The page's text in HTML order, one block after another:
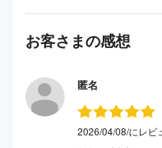
お客さまの感想
匿名
2026/04/08/にレビ